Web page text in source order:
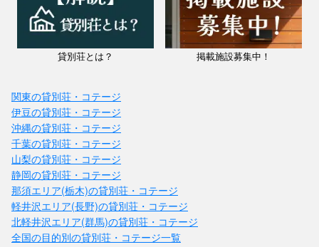
貸別荘とは？ 掲載施設募集中！
関東の貸別荘・コテージ
伊豆の貸別荘・コテージ
沖縄の貸別荘・コテージ
千葉の貸別荘・コテージ
山梨の貸別荘・コテージ
静岡の貸別荘・コテージ
那須エリア(栃木)の貸別荘・コテージ
軽井沢エリア(長野)の貸別荘・コテージ
北軽井沢エリア(群馬)の貸別荘・コテージ
全国の目的別の貸別荘・コテージ一覧